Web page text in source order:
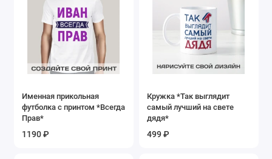
Именная прикольная
футболка с принтом *Всегда
Прав*
1190 ₽
Кружка *Так выглядит
самый лучший на свете
дядя*
499 ₽